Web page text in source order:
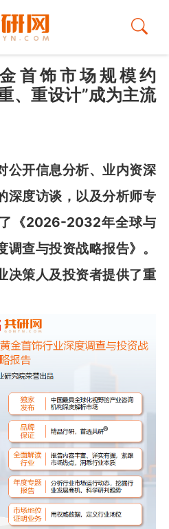
首饰市场规模约
、重设计”成为主流
公开信息分析、业内资深
深度访谈，以及分析师专
《2026-2032年全球与
调查与投资战略报告》 。
决策人及投资者提供了重